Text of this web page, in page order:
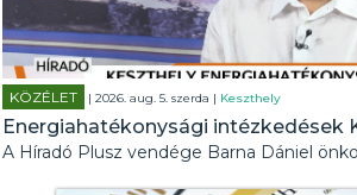
KÖZÉLET | 2026. aug. 5. szerda | Keszthely
Energiahatékonysági intézkedések
A Híradó Plusz vendége Barna Dániel